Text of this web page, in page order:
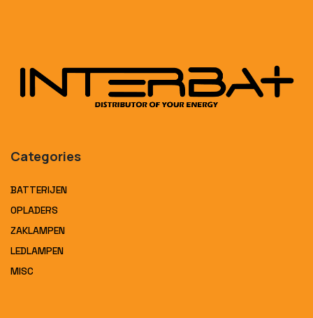
Categories
BATTERIJEN
OPLADERS
ZAKLAMPEN
LEDLAMPEN
MISC